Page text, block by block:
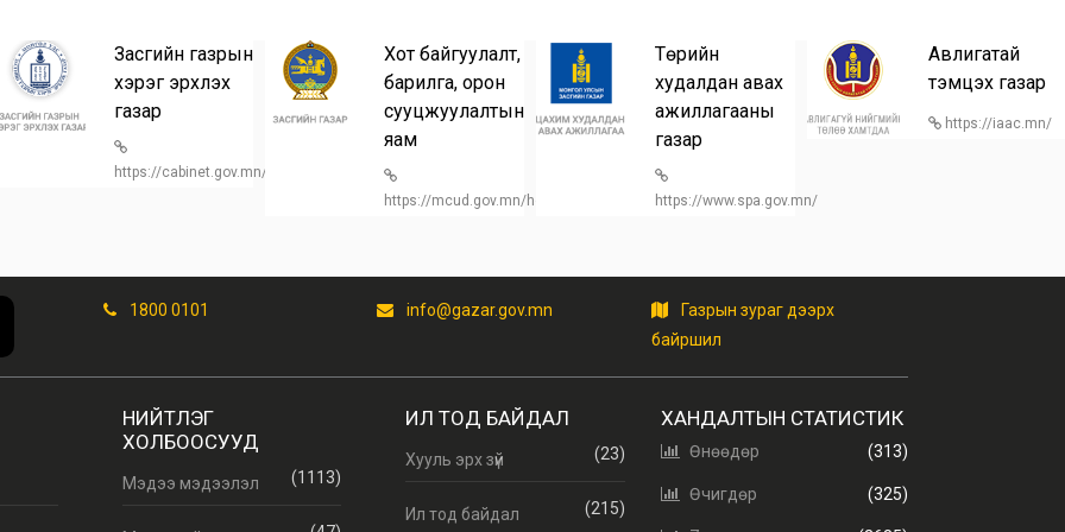
Засгийн газрын
хэрэг эрхлэх
газар
https://cabinet.gov.mn/
Хот байгуулалт,
барилга, орон
сууцжуулалтын
яам
https://mcud.gov.mn/home
Төрийн
худалдан авах
ажиллагааны
газар
https://www.spa.gov.mn/
Авлигатай
тэмцэх газар
https://iaac.mn/
1800 0101 info@gazar.gov.mn
Газрын зураг дээрх
байршил
НИЙТЛЭГ
ХОЛБООСУУД
Мэдээ мэдээлэл (1113)
ИЛ ТОД БАЙДАЛ
Хууль эрх зүй (23)
Ил тод байдал (215)
ХАНДАЛТЫН СТАТИСТИК
Өнөөдөр (313)
Өчигдөр (325)